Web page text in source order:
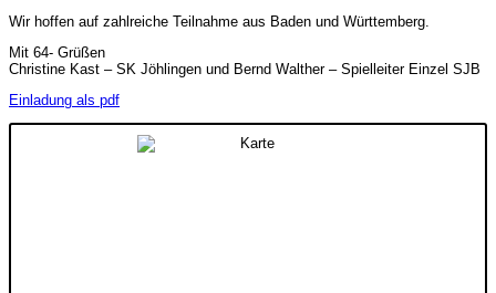
Wir hoffen auf zahlreiche Teilnahme aus Baden und Württemberg.
Mit 64- Grüßen
Christine Kast – SK Jöhlingen und Bernd Walther – Spielleiter Einzel SJB
Einladung als pdf